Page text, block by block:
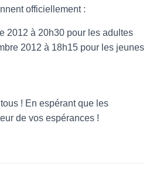
officiellement :
2012 à 20h30 pour les adultes
2012 à 18h15 pour les jeunes
! En espérant que les
de vos espérances !